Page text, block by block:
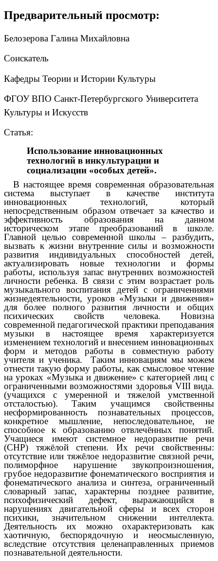
Предварительный просмотр:
Белозерова Галина Михайловна
Соискатель
Кафедры Теории и Истории Культуры
ФГОУ ВПО Санкт-Петербургского Университета
Культуры и Искусств
Статья:
Использование инновационных
технологий в инкультурации и
социализации «особых детей».
В настоящее время современная образовательная
система выступает в качестве института
инновационных технологий, который
непосредственным образом отвечает за качество и
эффективность образования на данном
историческом этапе преобразований в школе.
Главной целью современной школы – разбудить,
вызвать к жизни внутренние силы и возможности
развития индивидуальных способностей детей,
актуализировать новые технологии и формы
работы, используя запас внутренних возможностей
личности ребенка. В связи с этим возрастает роль
музыкального воспитания детей с ограничениями
жизнедеятельности, уроков «Музыки и движения»
для более полного развития личности и общих
психических свойств человека. Новизна
современной педагогической практики преподавания
музыки в настоящее время характеризуется
изменением технологий и внесением инновационных
форм и методов работы в совместную работу
учителя и ученика. Таким инновациям мы можем
отнести такую форму работы, как смысловое чтение
на уроках «Музыка и движение» с категорией лиц с
ограниченными возможностями здоровья VIII вида.
(учащихся с умеренной и тяжелой умственной
отсталостью). Таким учащимся свойственны
несформированность познавательных процессов,
конкретное мышление, непоследовательное, не
способное к образованию отвлечённых понятий.
Учащиеся имеют системное недоразвитие речи
(СНР) тяжёлой степени. Их речи свойственны:
отсутствие или тяжёлое недоразвитие связной речи,
полиморфное нарушение звукопроизношения,
грубое недоразвитие фонематического восприятия и
фонематического анализа и синтеза, ограниченный
словарный запас, характерны позднее развитие,
психофизический дефект, выражающийся в
нарушениях двигательной сферы и всех сторон
психики, значительном снижении интеллекта.
Деятельность их можно охарактеризовать как
хаотичную, беспорядочную и неосмысленную,
вследствие отсутствия целенаправленных приемов
познавательной деятельности.